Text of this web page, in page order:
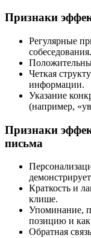
Признаки
Регулярные
собеседования.
Четкая
информации.
Указание
(например,
Признаки
письма
Краткость и
клише.
Упоминание,
позицию и
Обратная